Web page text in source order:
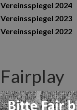
Vereinsspiegel 2024
Vereinsspiegel 2023
Vereinsspiegel 2022
Fairplay